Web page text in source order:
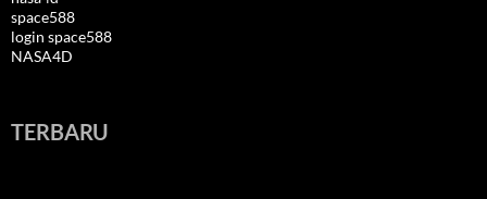
space588
login space588
NASA4D
TERBARU